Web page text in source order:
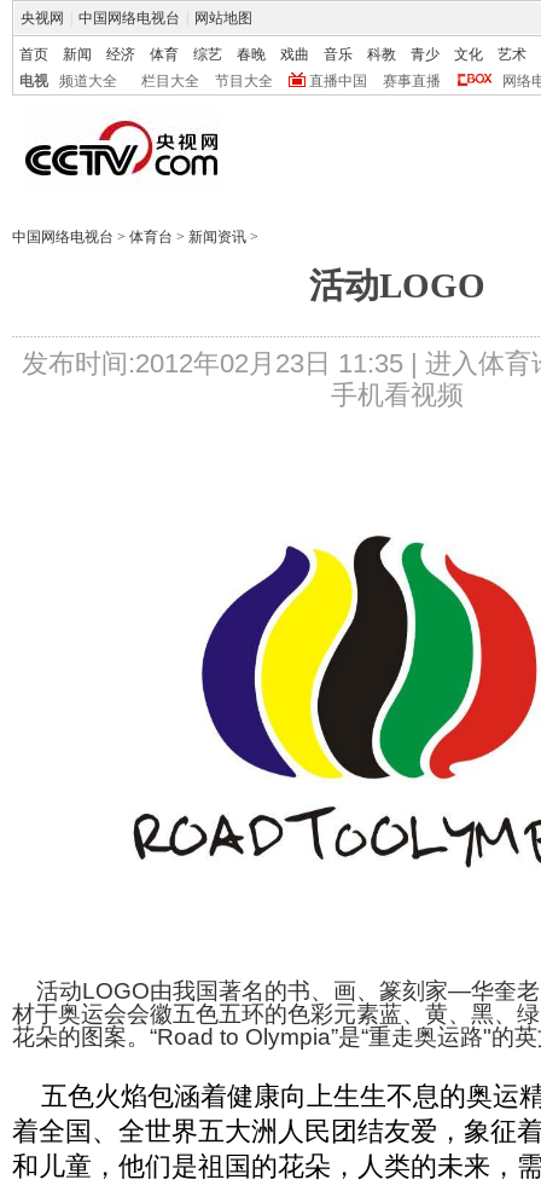
央视网 中国网络电视台 网站地图
首页 新闻 经济 体育 综艺 春晚 戏曲 音乐 科教 青少 文化
艺术
电视
频道大全 栏目大全 节目大全 直播中国 赛事直播 网络
中国网络电视台 > 体育台 > 新闻资讯 >
活动LOGO
发布时间:2012年02月23日 11:35 | 进入体育
手机看视频
活动LOGO由我国著名的书、画、篆刻家—华奎
材于奥运会会徽五色五环的色彩元素蓝、黄、黑、
花朵的图案。“Road to Olympia”是“重走奥运路"的
五色火焰包涵着健康向上生生不息的奥运
着全国、全世界五大洲人民团结友爱，象征
和儿童，他们是祖国的花朵，人类的未来，